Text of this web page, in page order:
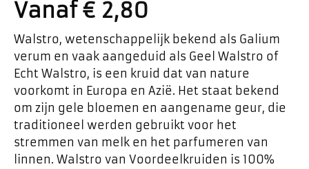
Vanaf€2,80
Walstro, wetenschappelijk bekend als Galium
verum en vaak aangeduid als Geel Walstro of
Echt Walstro, is een kruid dat van nature
voorkomt in Europa en Azië. Het staat bekend
om zijn gele bloemen en aangename geur, die
traditioneel werden gebruikt voor het
stremmen van melk en het parfumeren van
linnen. Walstro van Voordeelkruiden is 100%